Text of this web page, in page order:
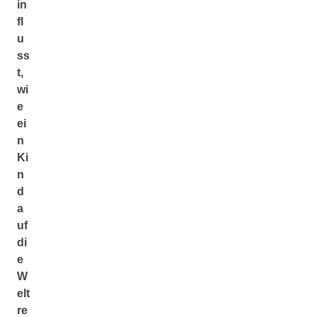
in
fl
u
ss
t,
wi
e
ei
n
Ki
n
d
a
uf
di
e
W
elt
re